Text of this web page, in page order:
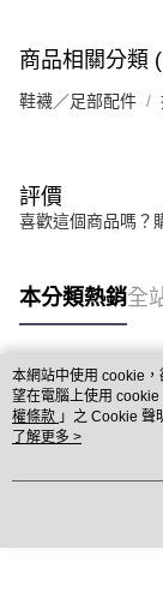
商品相關分類
鞋襪／足部配件
評價
喜歡這個商品嗎？
本分類熱銷全
熱門標籤
本網站中使用 cookie
望在電腦上使用
權條款 」之 Cookie 聲
用條款之 Cookie 聲明
了解更多 >